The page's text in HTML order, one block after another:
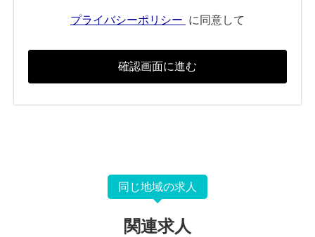
プライバシーポリシー に同意して
同じ地域の求人
関連求人